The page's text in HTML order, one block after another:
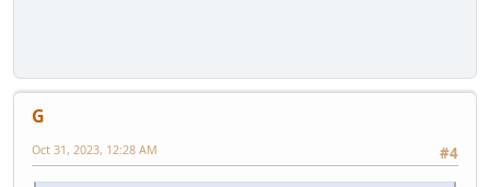
G
#4
Oct 31, 2023, 12:28 AM